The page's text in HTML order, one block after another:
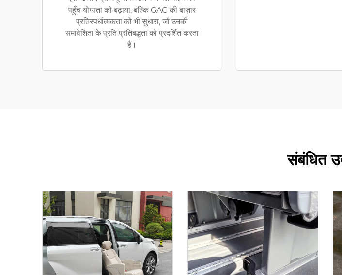
पहुँच योग्यता को बढ़ाया, बल्कि GAC की बाज़ार
प्रतिस्पर्धात्मकता को भी सुधारा, जो उनकी
समावेशिता के प्रति प्रतिबद्धता को प्रदर्शित करता
है।
संबंधित